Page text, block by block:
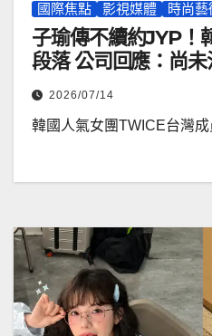
國際焦點 影視媒體 時尚藝
子瑜傳不續約JYP！
段落 公司回應：尚未
2026/07/14
韓國人氣女團TWICE台灣